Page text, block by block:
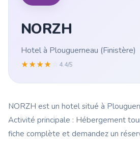
NORZH
Hotel à Plouguerneau (Finistère)
★★★★ 4.4/5
NORZH est un hotel situé à
Activité principale : Hébergement
fiche complète et demandez un